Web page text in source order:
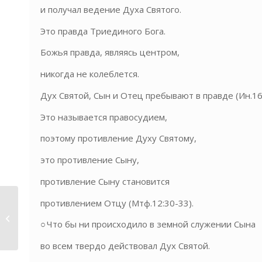
и получал ведение Духа Святого.
Это правда Триединого Бога.
Божья правда, являясь центром,
никогда не колеблется.
Дух Святой, Сын и Отец пребывают в правде
Это называется правосудием,
поэтому противление Духу Святому,
это противление Сыну,
противление Сыну становится
противлением Отцу (Мтф.12:30-33).
○ Что бы ни происходило в земной служении Сына
во всем твердо действовал Дух Святой.
10 января 2021
Помазание Иисуса